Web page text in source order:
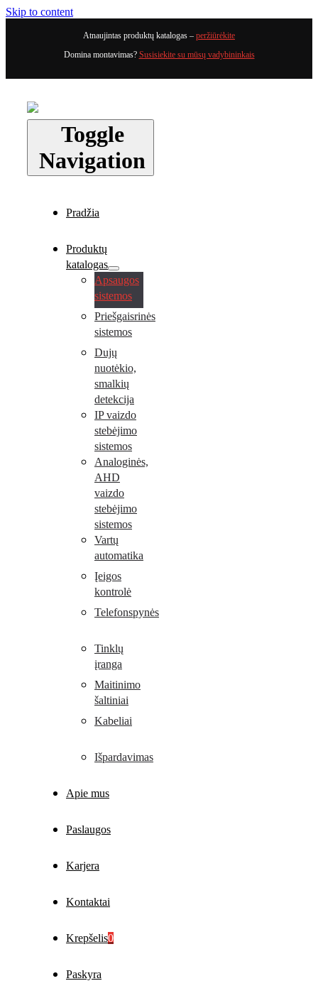
Skip to content
Atnaujintas produktų katalogas – peržiūrėkite
Domina montavimas? Susisiekite su mūsų vadybininkais
Toggle
Navigation
Pradžia
Produktų
katalogas
Apsaugos
sistemos
Priešgaisrinės
sistemos
Dujų
nuotėkio,
smalkių
detekcija
IP vaizdo
stebėjimo
sistemos
Analoginės,
AHD
vaizdo
stebėjimo
sistemos
Vartų
automatika
Įeigos
kontrolė
Telefonspynės
Tinklų
įranga
Maitinimo
šaltiniai
Kabeliai
Išpardavimas
Apie mus
Paslaugos
Karjera
Kontaktai
Krepšelis0
Paskyra